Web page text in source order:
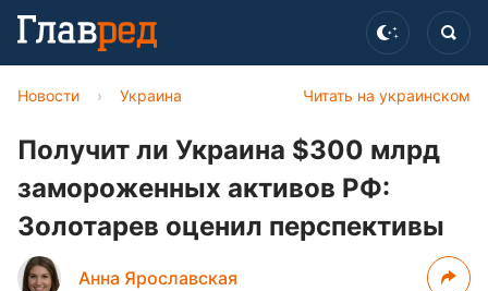
Читать на украинском
Новости › Украина
Получит ли Украина $300 млрд
замороженных активов РФ:
Золотарев оценил перспективы
Анна Ярославская